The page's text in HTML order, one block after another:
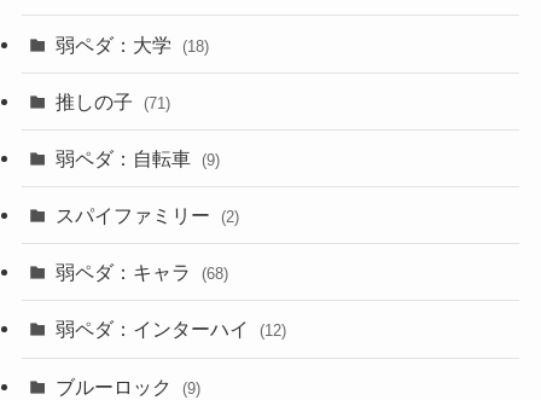
弱ペダ：大学 (18)
推しの子 (71)
弱ペダ：自転車 (9)
スパイファミリー (2)
弱ペダ：キャラ (68)
弱ペダ：インターハイ (12)
ブルーロック (9)